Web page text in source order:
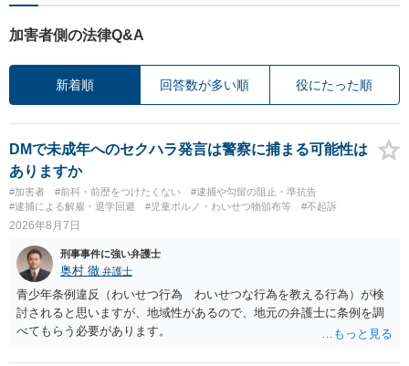
加害者側の法律Q&A
新着順 回答数が多い順 役にたった順
DMで未成年へのセクハラ発言は警察に捕まる可能性は
ありますか
#加害者 #前科・前歴をつけたくない
#逮捕や勾留の阻止・準抗告
#逮捕による解雇・退学回避
#児童ポルノ・わいせつ物頒布等 #不起訴
2026年8月7日
刑事事件に強い弁護士
奥村 徹 弁護士
青少年条例違反（わいせつ行為 わいせつな行為を教える行為）が検
討されると思いますが、地域性があるので、地元の弁護士に条例を調
べてもらう必要があります。